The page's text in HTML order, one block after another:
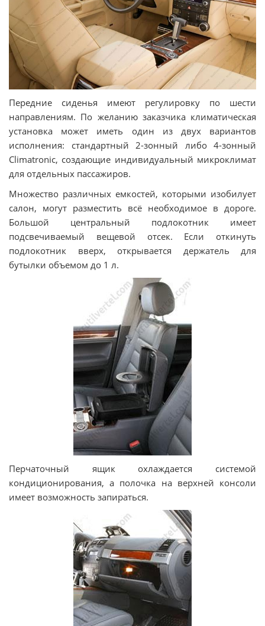
Передние сиденья имеют регулировку по шести
направлениям. По желанию заказчика климатическая
установка может иметь один из двух вариантов
исполнения: стандартный 2-зонный либо 4-зонный
Climatronic, создающие индивидуальный микроклимат
для отдельных пассажиров.
Множество различных емкостей, которыми изобилует
салон, могут разместить всё необходимое в дороге.
Большой центральный подлокотник имеет
подсвечиваемый вещевой отсек. Если откинуть
подлокотник вверх, открывается держатель для
бутылки объемом до 1 л.
Перчаточный ящик охлаждается системой
кондиционирования, а полочка на верхней консоли
имеет возможность запираться.